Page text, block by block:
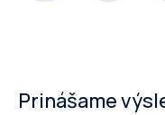
Prinášame